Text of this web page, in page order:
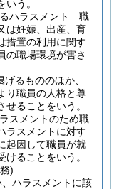
う。
るハラスメント 職
は妊娠、出産、育
措置の利用に関す
の職場環境が害さ
げるもののほか、
り職員の人格と尊
ることをいう。
スメントのため職
ラスメントに対す
起因して職員が就
ることをいう。
)
ハラスメントに該